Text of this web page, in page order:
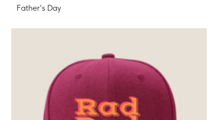
Father's Day